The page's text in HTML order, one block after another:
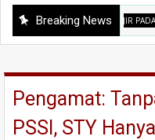
Breaking News
BANJIR PADANG
Pengamat:
PSSI, STY